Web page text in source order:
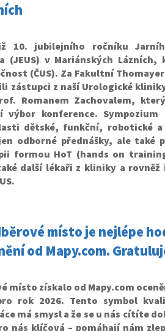
10. jubilejního ročníku
(JEUS) v Mariánských Lázních,
(ČUS). Za Fakultní
zástupci z naší Urologické
Romanem Zachovalem,
výbor konference. Sympozium
dětské, funkční, robotické a
odborné přednášky, ale také
formou HoT (hands on
další lékaři z kliniky a rovněž
místo je nejlépe
od Mapy.com.
místo získalo od Mapy.com
rok 2026. Tento symbol
má smysl a že se u nás cítíte
nás klíčová – pomáhají nám